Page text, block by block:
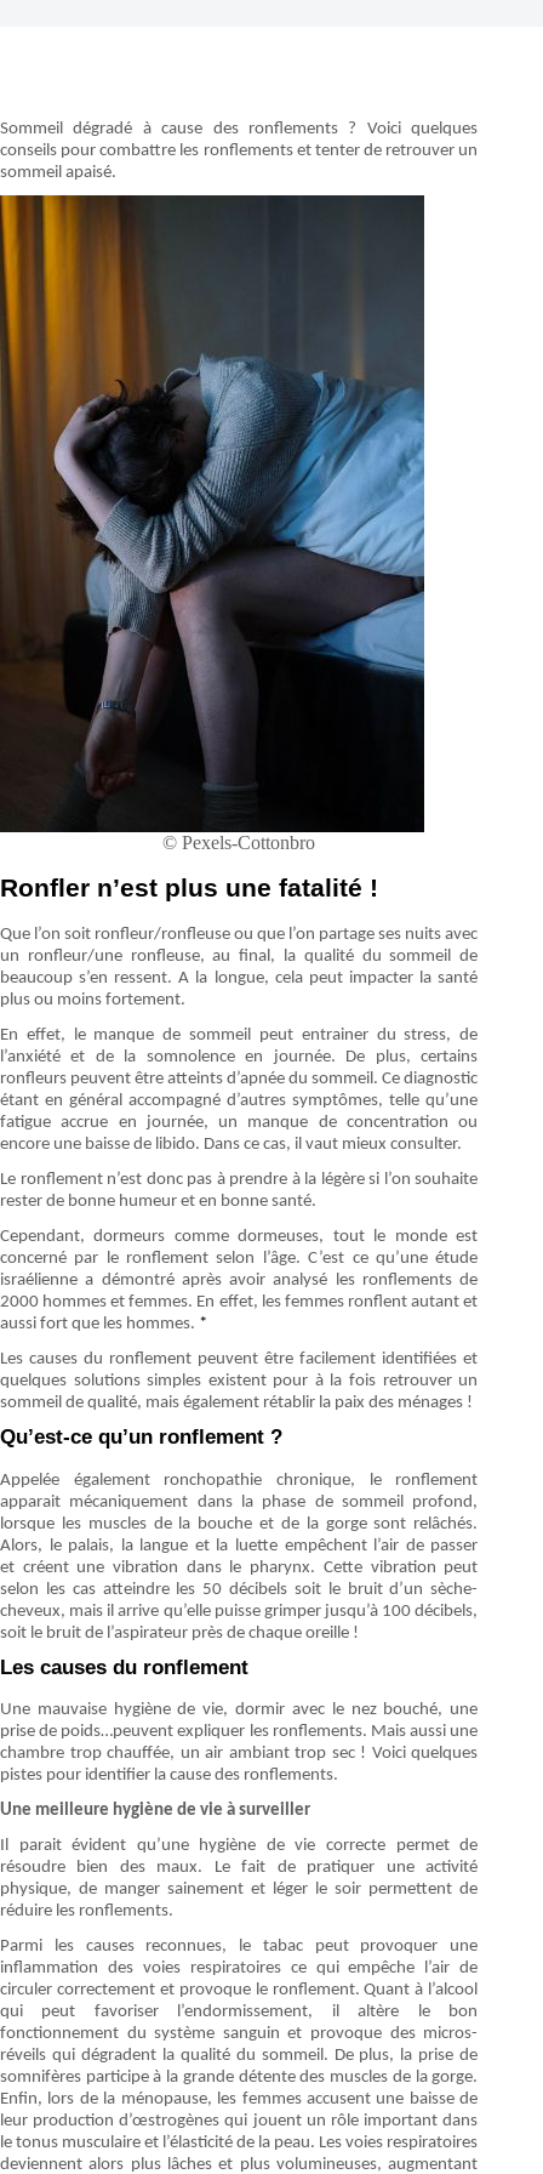
Sommeil dégradé à cause des ronflements ? Voici quelques
conseils pour combattre les ronflements et tenter de retrouver un
sommeil apaisé.
© Pexels-Cottonbro
Ronfler n’est plus une fatalité !
Que l’on soit ronfleur/ronfleuse ou que l’on partage ses nuits avec
un ronfleur/une ronfleuse, au final, la qualité du sommeil de
beaucoup s’en ressent. A la longue, cela peut impacter la santé
plus ou moins fortement.
En effet, le manque de sommeil peut entrainer du stress, de
l’anxiété et de la somnolence en journée. De plus, certains
ronfleurs peuvent être atteints d’apnée du sommeil. Ce diagnostic
étant en général accompagné d’autres symptômes, telle qu’une
fatigue accrue en journée, un manque de concentration ou
encore une baisse de libido. Dans ce cas, il vaut mieux consulter.
Le ronflement n’est donc pas à prendre à la légère si l’on souhaite
rester de bonne humeur et en bonne santé.
Cependant, dormeurs comme dormeuses, tout le monde est
concerné par le ronflement selon l’âge. C’est ce qu’une étude
israélienne a démontré après avoir analysé les ronflements de
2000 hommes et femmes. En effet, les femmes ronflent autant et
aussi fort que les hommes. *
Les causes du ronflement peuvent être facilement identifiées et
quelques solutions simples existent pour à la fois retrouver un
sommeil de qualité, mais également rétablir la paix des ménages !
Qu’est-ce qu’un ronflement ?
Appelée également ronchopathie chronique, le ronflement
apparait mécaniquement dans la phase de sommeil profond,
lorsque les muscles de la bouche et de la gorge sont relâchés.
Alors, le palais, la langue et la luette empêchent l’air de passer
et créent une vibration dans le pharynx. Cette vibration peut
selon les cas atteindre les 50 décibels soit le bruit d’un sèche-
cheveux, mais il arrive qu’elle puisse grimper jusqu’à 100 décibels,
soit le bruit de l’aspirateur près de chaque oreille !
Les causes du ronflement
Une mauvaise hygiène de vie, dormir avec le nez bouché, une
prise de poids…peuvent expliquer les ronflements. Mais aussi une
chambre trop chauffée, un air ambiant trop sec ! Voici quelques
pistes pour identifier la cause des ronflements.
Une meilleure hygiène de vie à surveiller
Il parait évident qu’une hygiène de vie correcte permet de
résoudre bien des maux. Le fait de pratiquer une activité
physique, de manger sainement et léger le soir permettent de
réduire les ronflements.
Parmi les causes reconnues, le tabac peut provoquer une
inflammation des voies respiratoires ce qui empêche l’air de
circuler correctement et provoque le ronflement. Quant à l’alcool
qui peut favoriser l’endormissement, il altère le bon
fonctionnement du système sanguin et provoque des micros-
réveils qui dégradent la qualité du sommeil. De plus, la prise de
somnifères participe à la grande détente des muscles de la gorge.
Enfin, lors de la ménopause, les femmes accusent une baisse de
leur production d’œstrogènes qui jouent un rôle important dans
le tonus musculaire et l’élasticité de la peau. Les voies respiratoires
deviennent alors plus lâches et plus volumineuses, augmentant